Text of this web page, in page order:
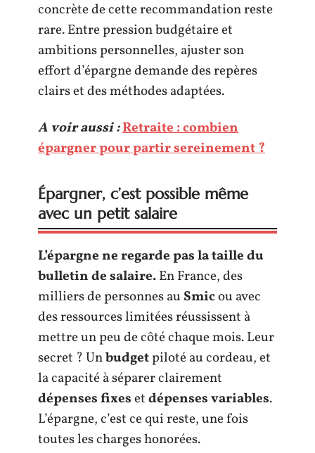
concrète de cette recommandation reste
rare. Entre pression budgétaire et
ambitions personnelles, ajuster son
effort d’épargne demande des repères
clairs et des méthodes adaptées.
A voir aussi :Retraite : combien
épargner pour partir sereinement ?
Épargner, c’est possible même
avec un petit salaire
L’épargne ne regarde pas la taille du
bulletin de salaire.En France, des
milliers de personnes au Smicou avec
des ressources limitées réussissent à
mettre un peu de côté chaque mois. Leur
secret ? Unbudgetpiloté au cordeau, et
la capacité à séparer clairement
dépenses fixesetdépenses variables.
L’épargne, c’est ce qui reste, une fois
toutes les charges honorées.